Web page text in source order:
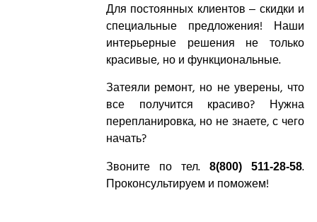
Для постоянных клиентов – скидки и
специальные предложения! Наши
интерьерные решения не только
красивые, но и функциональные.
Затеяли ремонт, но не уверены, что
все получится красиво? Нужна
перепланировка, но не знаете, с чего
начать?
Звоните по тел.8(800) 511-28-58.
Проконсультируем и поможем!